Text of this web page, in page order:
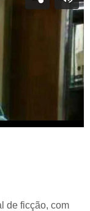
de ficção, com